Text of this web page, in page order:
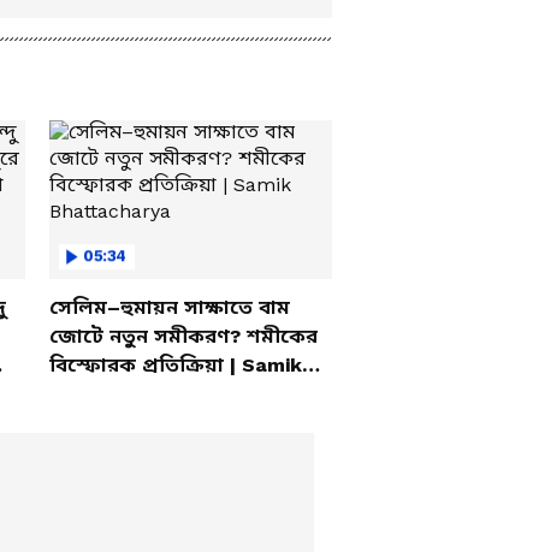
05:34
সেলিম–হুমায়ন সাক্ষাতে বাম
জোটে নতুন সমীকরণ? শমীকের
বিস্ফোরক প্রতিক্রিয়া | Samik